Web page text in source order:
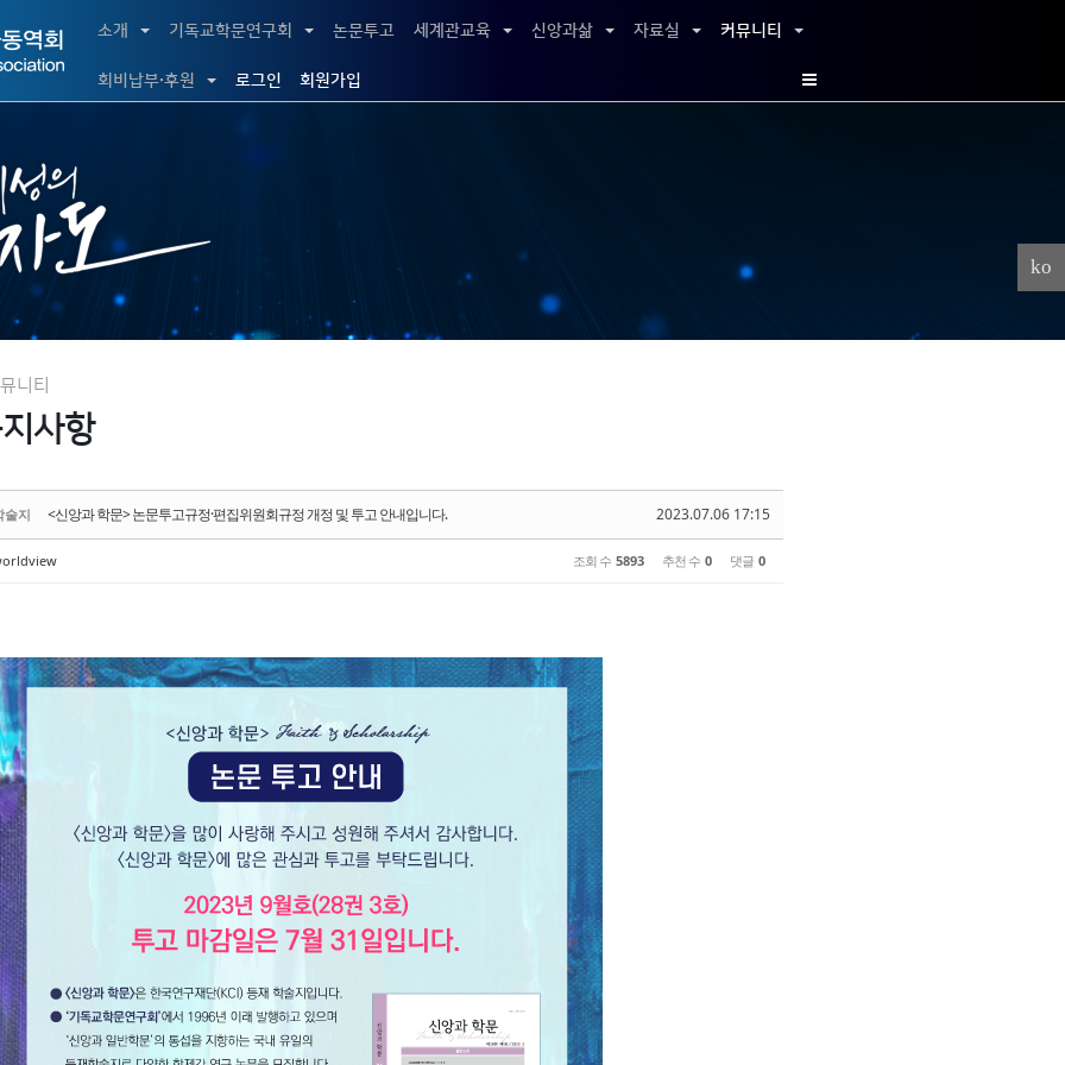
소개 기독교학문연구회 논문투고 세계관교육 신앙과삶 자료실 커뮤니티
회비납부·후원 로그인 회원가입
니티
사항
술지 2023.07.06 17:15
<신앙과 학문> 논문투고규정·편집위원회규정 개정 및 투고 안내입니다.
조회 수 5893 추천 수 0 댓글 0
ko